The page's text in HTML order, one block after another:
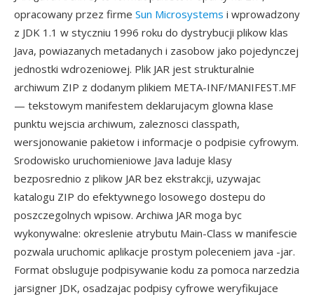
opracowany przez firme Sun Microsystems i wprowadzony
z JDK 1.1 w styczniu 1996 roku do dystrybucji plikow klas
Java, powiazanych metadanych i zasobow jako pojedynczej
jednostki wdrozeniowej. Plik JAR jest strukturalnie
archiwum ZIP z dodanym plikiem META-INF/MANIFEST.MF
— tekstowym manifestem deklarujacym glowna klase
punktu wejscia archiwum, zaleznosci classpath,
wersjonowanie pakietow i informacje o podpisie cyfrowym.
Srodowisko uruchomieniowe Java laduje klasy
bezposrednio z plikow JAR bez ekstrakcji, uzywajac
katalogu ZIP do efektywnego losowego dostepu do
poszczegolnych wpisow. Archiwa JAR moga byc
wykonywalne: okreslenie atrybutu Main-Class w manifescie
pozwala uruchomic aplikacje prostym poleceniem java -jar.
Format obsluguje podpisywanie kodu za pomoca narzedzia
jarsigner JDK, osadzajac podpisy cyfrowe weryfikujace